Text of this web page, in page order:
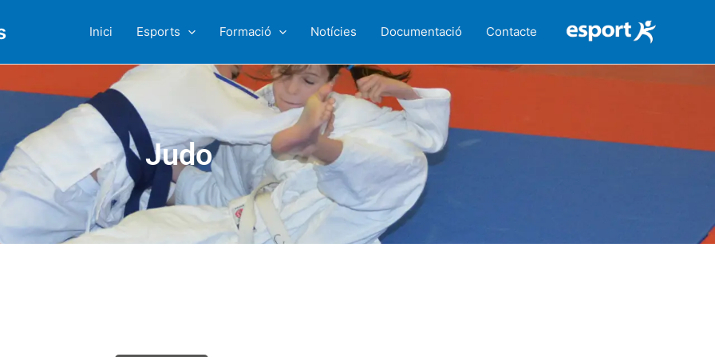
Inici Esports Formació Notícies Documentació Contacte
Judo